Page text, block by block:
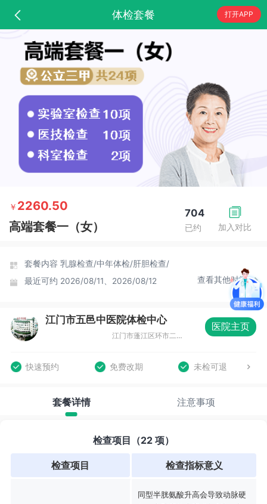
体检套餐 打开APP
加入对比
704
已约
￥ 2260.50
高端套餐一（女）
套餐内容 乳腺检查/中年体检/肝胆检查/
最近可约 2026/08/11、2026/08/12 查看其他时间
江门市五邑中医院体检中心
江门市蓬江区环市二路19号五邑中医院19号楼
医院主页
快速预约 免费改期 未检可退
套餐详情 注意事项
检查项目（22 项）
检查项目 检查指标意义
同型半胱氨酸升高会导致动脉硬